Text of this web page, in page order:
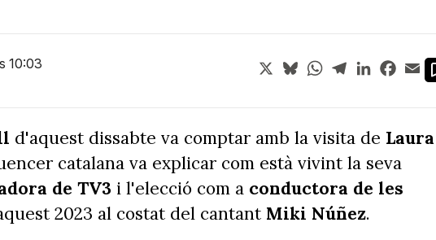
10:03 X BlueskyWhatsApp
TelegramLinkedIn
d'aquest dissabte va comptar amb la visita de Laura
catalana va explicar com està vivint la seva
de TV3 i l'elecció com a conductora de les
2023 al costat del cantant Miki Núñez.